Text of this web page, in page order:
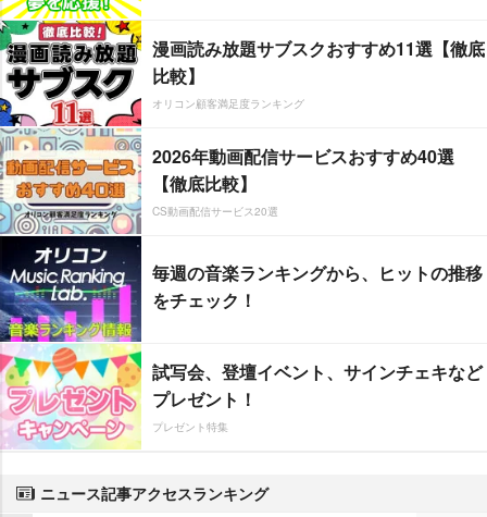
漫画読み放題サブスクおすすめ11選【徹底
比較】
オリコン顧客満足度ランキング
2026年動画配信サービスおすすめ40選
【徹底比較】
CS動画配信サービス20選
毎週の音楽ランキングから、ヒットの推移
をチェック！
試写会、登壇イベント、サインチェキなど
プレゼント！
プレゼント特集
ニュース記事アクセスランキング